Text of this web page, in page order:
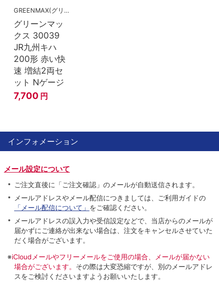
GREENMAX(グリーンマックス）
グリーンマッ
クス 30039
JR九州キハ
200形 赤い快
速 増結2両セ
ット Nゲージ
7,700 円
インフォメーション
メール設定について
ご注文直後に「ご注文確認」のメールが自動送信されます。
メールアドレスやメール配信につきましては、ご利用ガイドの
「メール配信について」 をご確認ください。
メールアドレスの誤入力や受信設定などで、当店からのメールが
届かずにご連絡が出来ない場合は、注文をキャンセルさせていた
だく場合がございます。
※iCloudメールやフリーメールをご使用の場合、メールが届かない
場合がございます。 その際は大変恐縮ですが、別のメールアドレ
スをご検討くださいますようお願いいたします。